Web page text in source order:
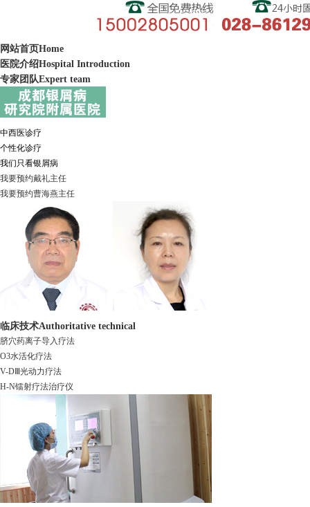
网站首页Home
医院介绍Hospital Introduction
专家团队Expert team
中西医诊疗
个性化诊疗
我们只看银屑病
我要预约戴礼主任
我要预约曹海燕主任
临床技术Authoritative technical
脐穴药离子导入疗法
O3水活化疗法
V-DⅢ光动力疗法
H-N镭射疗法治疗仪